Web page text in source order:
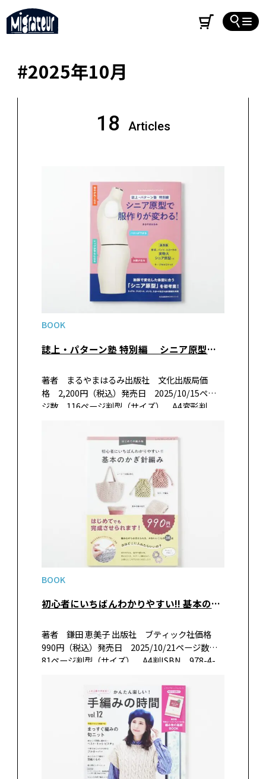
#2025年10月
18 Articles
BOOK
誌上・パターン塾 特別編 シニア原型で服作りが変わる!
著者 まるやまはるみ出版社 文化出版局価
格 2,200円（税込）発売日 2025/10/15ペー
ジ数 116ページ判型（サイズ） A4変形判
BOOK
初心者にいちばんわかりやすい!! 基本のかぎ針編み
著者 鎌田 恵美子 出版社 ブティック社価格
990円（税込）発売日 2025/10/21ページ数
81ページ判型（サイズ） A4判ISBN 978-4-
者にわかりやすくまとめた１冊。必要…